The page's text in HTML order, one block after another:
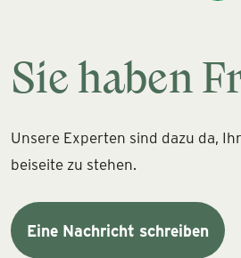
Sie haben
Unsere Experten sind dazu da,
beiseite zu stehen.
Eine Nachricht schreiben